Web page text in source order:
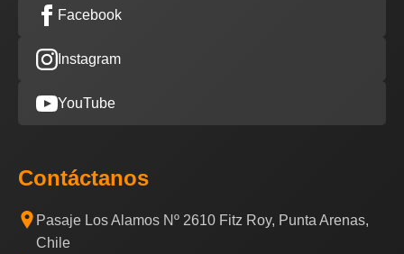
Facebook
Instagram
YouTube
Contáctanos
Pasaje Los Alamos Nº 2610 Fitz Roy, Punta Arenas,
Chile